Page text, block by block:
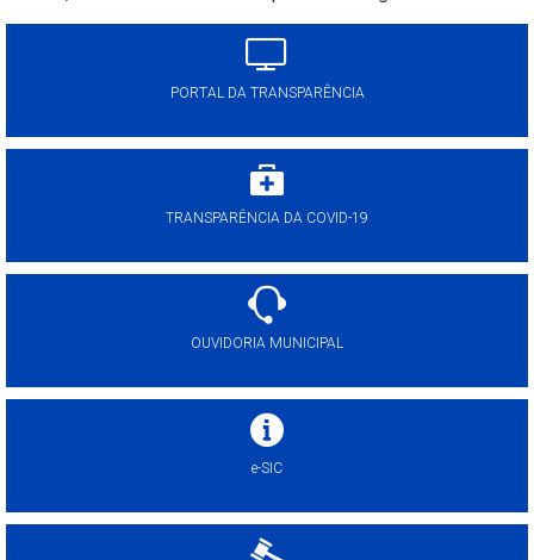
PORTAL DA TRANSPARÊNCIA
TRANSPARÊNCIA DA COVID-19
OUVIDORIA MUNICIPAL
e-SIC